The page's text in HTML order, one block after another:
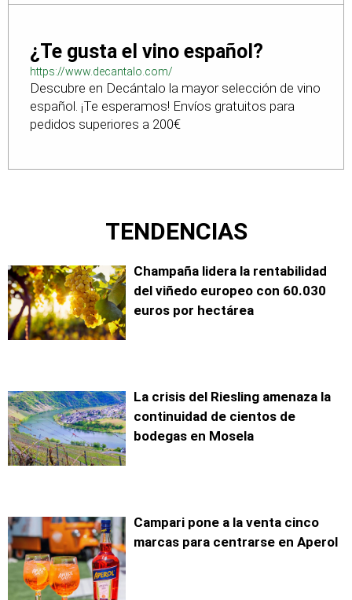
¿Te gusta el vino español?
https://www.decantalo.com/
Descubre en Decántalo la mayor selección de vino
español. ¡Te esperamos! Envíos gratuitos para
pedidos superiores a 200€
TENDENCIAS
Champaña lidera la rentabilidad
del viñedo europeo con 60.030
euros por hectárea
La crisis del Riesling amenaza la
continuidad de cientos de
bodegas en Mosela
Campari pone a la venta cinco
marcas para centrarse en Aperol